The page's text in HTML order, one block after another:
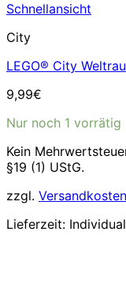
Schnellansicht
City
LEGO® City
9,99€
Nur noch 1 vorrätig
Kein
§19 (1) UStG.
zzgl. Versandkosten
Lieferzeit: